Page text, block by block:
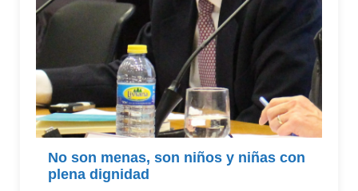
No son menas, son niños y niñas con
plena dignidad